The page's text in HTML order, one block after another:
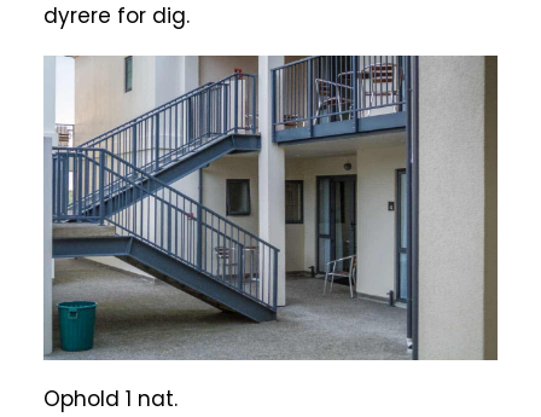
dyrere for dig.
Ophold 1 nat.